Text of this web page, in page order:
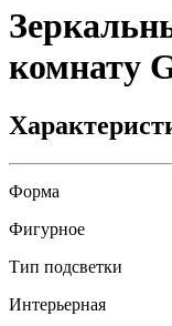
комнату
Форма
Фигурное
Тип подсветки
Интерьерная